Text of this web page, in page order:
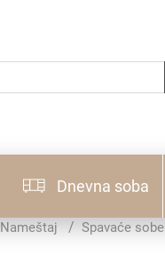
Dnevna soba
Nameštaj Spavaće sobe